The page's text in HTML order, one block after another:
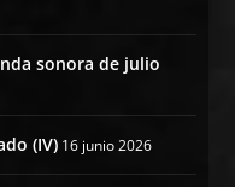
sonora de julio
(IV) 16 junio 2026